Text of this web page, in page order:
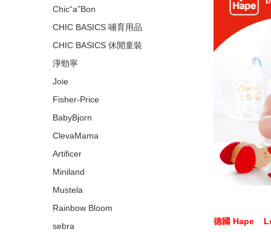
Chic“a”Bon
CHIC BASICS 哺育用品
CHIC BASICS 休閒童裝
淨勁寧
Joie
Fisher-Price
BabyBjorn
ClevaMama
Artificer
Miniland
Mustela
Rainbow Bloom
sebra
德國 Hape